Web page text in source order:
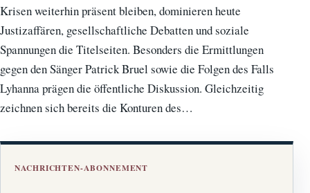
Krisen weiterhin präsent bleiben, dominieren heute
Justizaffären, gesellschaftliche Debatten und soziale
Spannungen die Titelseiten. Besonders die Ermittlungen
gegen den Sänger Patrick Bruel sowie die Folgen des Falls
Lyhanna prägen die öffentliche Diskussion. Gleichzeitig
zeichnen sich bereits die Konturen des…
NACHRICHTEN-ABONNEMENT